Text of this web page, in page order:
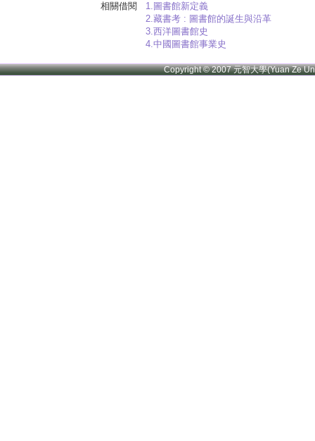
相關借閱
1.圖書館新定義
2.藏書考 : 圖書館的誕生與沿革
3.西洋圖書館史
4.中國圖書館事業史
Copyright © 2007 元智大學(Yuan Ze